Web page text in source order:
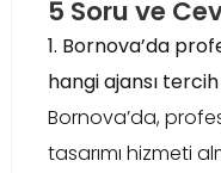
5 Soru ve
1. Bornova’da
hangi ajansı
Bornova’da,
tasarımı hizmeti